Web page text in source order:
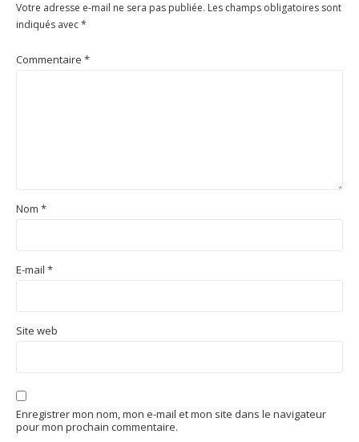
Votre adresse e-mail ne sera pas publiée. Les champs obligatoires sont
indiqués avec*
Commentaire *
Nom *
E-mail *
Site web
Enregistrer mon nom, mon e-mail et mon site dans le navigateur
pour mon prochain commentaire.